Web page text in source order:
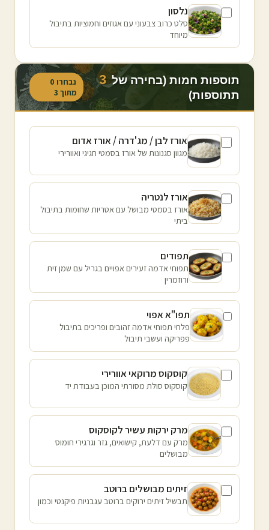
נלסון
סלט כרוב צבעוני עם אגוזים וחמוציות בתיבול
מיוחד
תוספות חמות (בחירה של 3
תתוספות)
נבחרו 0
מתוך 3
אורז לבן / מג'דרה / אורז אדום
מגוון סגנונות של אורז בסמטי חגיגי ואוורירי
אורז לנטריה
אורז בסמטי מבושל עם אטריות שחומות בתיבול
ביתי
תפודים
תפוחי אדמה זעירים אפויים בגריל עם שמן זית
ורוזמרין
תפו"א אפוי
פלחי תפוחי אדמה זהובים ופריכים בתיבול
פפריקה ועשבי תיבול
קוסקוס מרוקאי אוורירי
קוסקוס סולת מסורתי המוכן בעבודת יד
מרק ירקות עשיר לקוסקוס
מרק עם דלעת, קישואים, גזר וגרגירי חומוס
מבושלים
זיתים מבושלים ברוטב
תבשיל זיתים ירוקים ברוטב עגבניות פיקנטי וכמון